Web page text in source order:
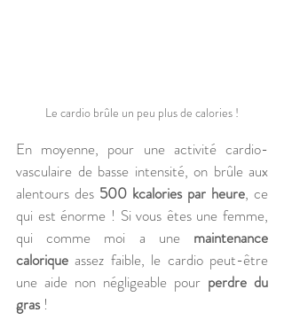
Le cardio brûle un peu plus de calories !
En moyenne, pour une activité cardio-
vasculaire de basse intensité, on brûle aux
alentours des 500 kcalories par heure, ce
qui est énorme ! Si vous êtes une femme,
qui comme moi a une maintenance
calorique assez faible, le cardio peut-être
une aide non négligeable pour perdre du
gras !